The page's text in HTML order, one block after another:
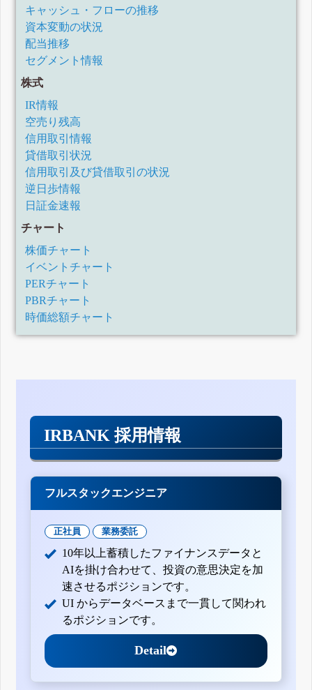
キャッシュ・フローの推移
資本変動の状況
配当推移
セグメント情報
株式
IR情報
空売り残高
信用取引情報
貸借取引状況
信用取引及び貸借取引の状況
逆日歩情報
日証金速報
チャート
株価チャート
イベントチャート
PERチャート
PBRチャート
時価総額チャート
IRBANK 採用情報
フルスタックエンジニア
正社員 業務委託
10年以上蓄積したファイナンスデータと
AIを掛け合わせて、投資の意思決定を加
速させるポジションです。
UI からデータベースまで一貫して関われ
るポジションです。
Detail